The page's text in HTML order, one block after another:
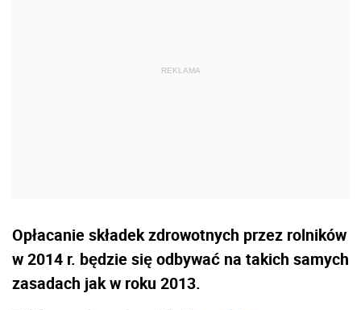
Opłacanie składek zdrowotnych przez rolników
w 2014 r. będzie się odbywać na takich samych
zasadach jak w roku 2013.